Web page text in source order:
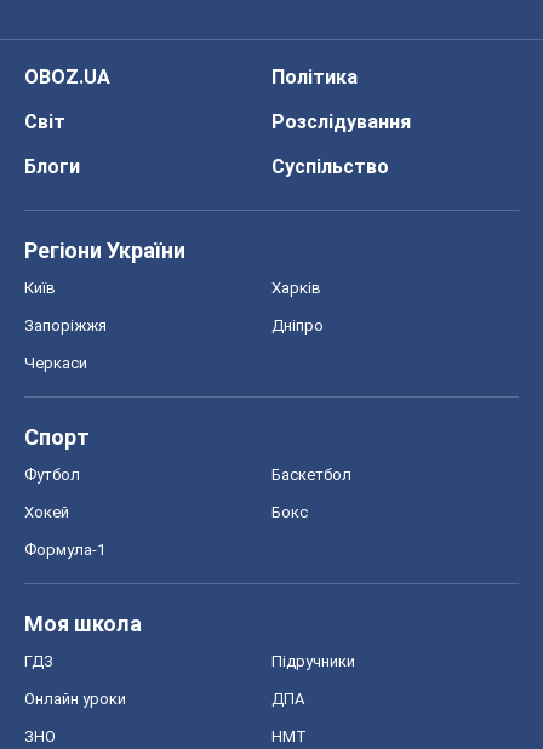
OBOZ.UA
Політика
Світ
Розслідування
Блоги
Суспільство
Регіони України
Київ Харків
Запоріжжя Дніпро
Черкаси
Спорт
Футбол Баскетбол
Хокей Бокс
Формула-1
Моя школа
ГДЗ Підручники
Онлайн уроки ДПА
ЗНО НМТ